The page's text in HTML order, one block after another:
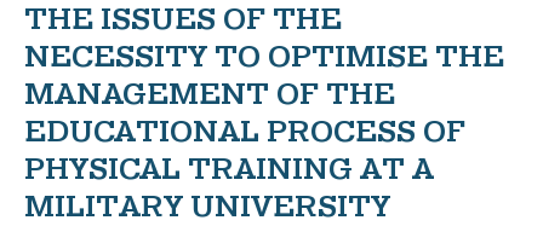
THE ISSUES OF THE
NECESSITY TO OPTIMISE THE
MANAGEMENT OF THE
EDUCATIONAL PROCESS OF
PHYSICAL TRAINING AT A
MILITARY UNIVERSITY